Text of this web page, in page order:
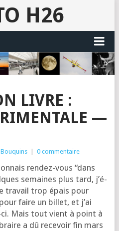
H26
LIVRE :
—
Bouquins 0 commentaire
ren­dez-vous “dans
semaines plus tard, j’é­
tra­vail trop épais pour
faire un billet, et j’ai
Mais tout vient à point à
a dû rece­voir fin mars